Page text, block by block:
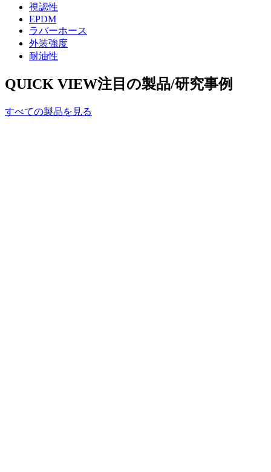
視認性
EPDM
ラバーホース
外装強度
耐油性
QUICK VIEW注目の製品/研究事例
すべての製品を見る